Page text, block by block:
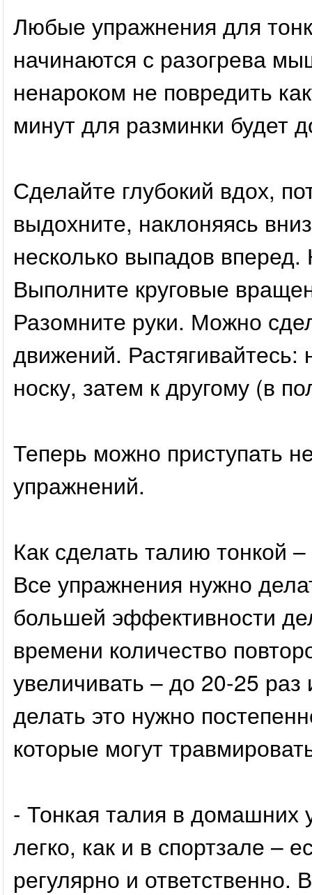
Любые упражнения для
начинаются с разогрева
ненароком не повредить
минут для разминки будет
Сделайте глубокий вдох,
выдохните, наклоняясь
несколько выпадов
Выполните круговые
Разомните руки. Можно
движений. Растягивайтесь:
носку, затем к другому (в
Теперь можно приступать
упражнений.
Как сделать талию тонкой
Все упражнения нужно
большей эффективности
времени количество
увеличивать – до 20-25
делать это нужно
которые могут
- Тонкая талия в домашних
легко, как и в спортзале –
регулярно и ответственно.